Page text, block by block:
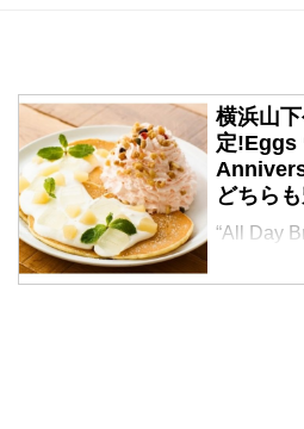
横浜山
定!Eggs
どちら
“All Day
に、朝に
味しくて